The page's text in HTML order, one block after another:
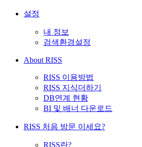
설정
내 정보
검색환경설정
About RISS
RISS 이용방법
RISS 지식더하기
DB연계 현황
BI 및 배너 다운로드
RISS 처음 방문 이세요?
RISS란?